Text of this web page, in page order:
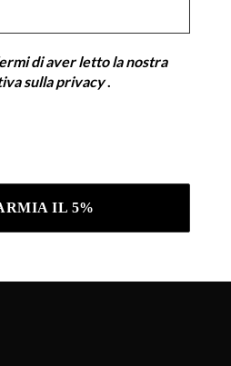
di aver letto la nostra
sulla privacy.